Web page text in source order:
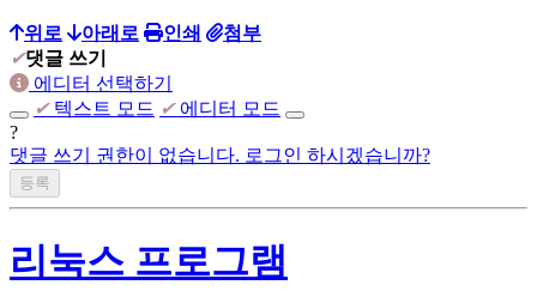
Apple MacMini 2018(Intel i5-8500B, A1993)
homebuilt computer(AMD Ryzen 5700x3d, Asrock B450 Steel
Legend, Intel A770)
Beelink SER 7 (AMD Ryzen 7840HS)
Firebat S1(Intel N100)
Notebook :
위로 아래로 인쇄
첨부
✔댓글 쓰기
에디터 선택하기
✔ 텍스트 모드 ✔ 에디터 모드
?
댓글 쓰기 권한이 없습니다. 로그인 하시겠습니까?
리눅스 프로그램